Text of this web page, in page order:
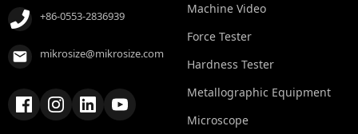
+86-0553-2836939
mikrosize@mikrosize.com
Machine Video
Force Tester
Hardness Tester
Metallographic Equipment
Microscope